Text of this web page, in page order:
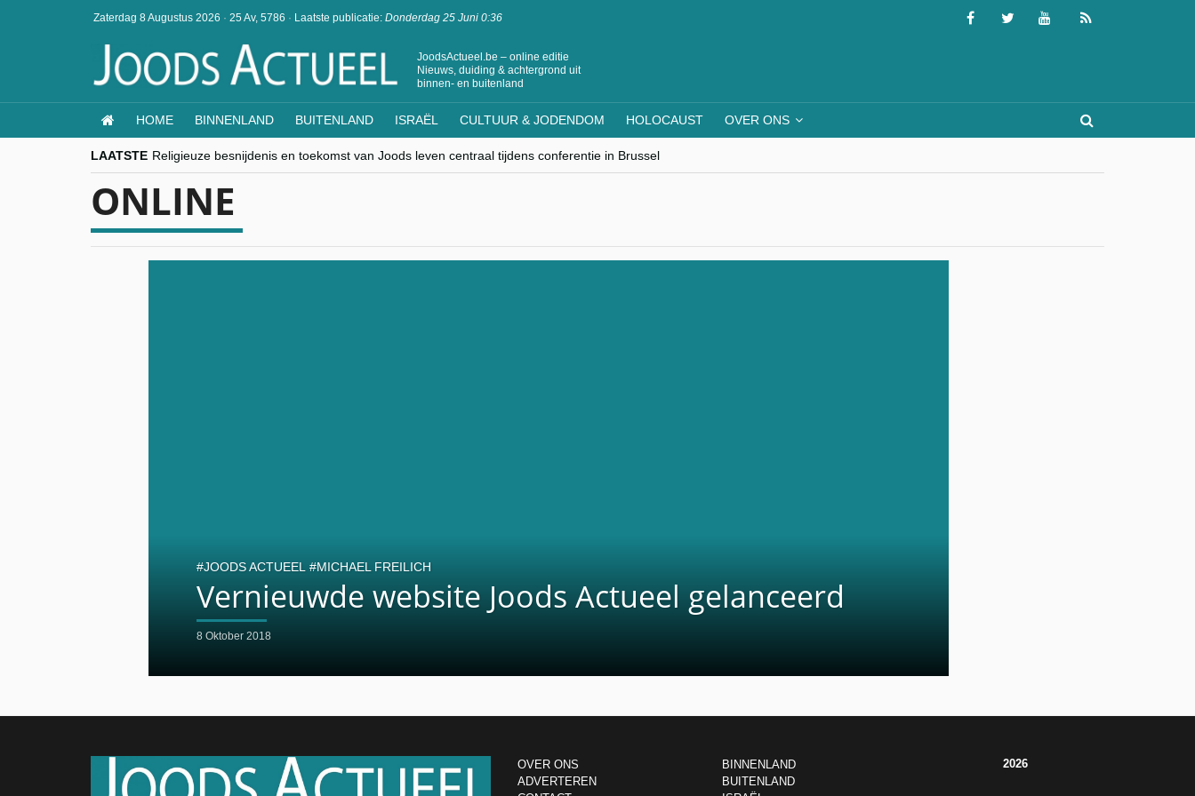
Zaterdag 8 Augustus 2026 · 25 Av, 5786 · Laatste publicatie: Donderdag 25 Juni 0:36
JoodsActueel.be – online editie
Nieuws, duiding & achtergrond uit
binnen- en buitenland
HOME BINNENLAND BUITENLAND ISRAËL CULTUUR & JODENDOM HOLOCAUST OVER ONS
LAATSTE Religieuze besnijdenis en toekomst van Joods leven centraal tijdens conferentie in Brussel
“Besnijdenisdebat toont hoe moeilijk seculiere Westen minderheden begrijpt”, Jinnih Beels (Vooruit)
CITYTRIP | ROEMENIË – Boekarest: de verrassing van Oost-Europa
“Vandaag zit elke Jood in België op de beklaagdenbank”
goKosher lanceert nieuwe website en samenwerking met Mishpacha voor kosher travel en simchas wereldwijd
ONLINE
Vernieuwde website Joods Actueel gelanceerd
8 Oktober 2018
JOODS ACTUEEL MICHAEL FREILICH
OVER ONS
ADVERTEREN
BINNENLAND
BUITENLAND
2026